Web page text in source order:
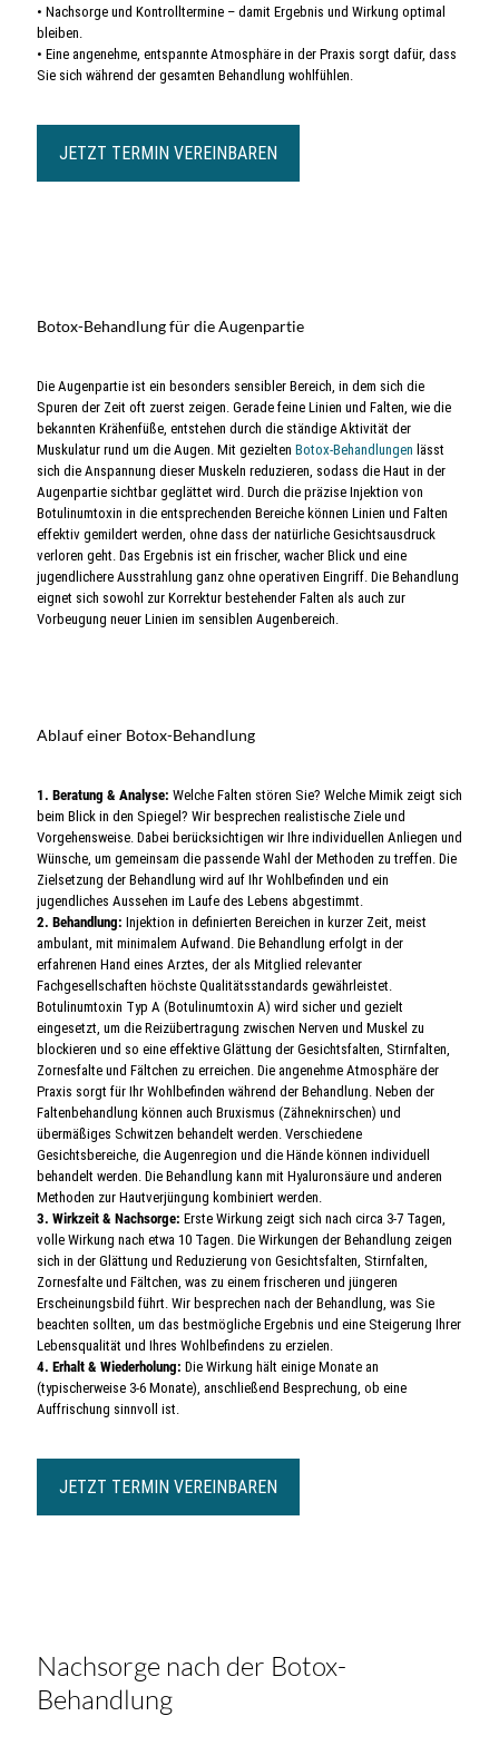
• Nachsorge und Kontrolltermine – damit Ergebnis und Wirkung optimal
bleiben.
• Eine angenehme, entspannte Atmosphäre in der Praxis sorgt dafür, dass
Sie sich während der gesamten Behandlung wohlfühlen.
JETZT TERMIN VEREINBAREN
Botox-Behandlung für die Augenpartie
Die Augenpartie ist ein besonders sensibler Bereich, in dem sich die
Spuren der Zeit oft zuerst zeigen. Gerade feine Linien und Falten, wie die
bekannten Krähenfüße, entstehen durch die ständige Aktivität der
Muskulatur rund um die Augen. Mit gezielten Botox-Behandlungen lässt
sich die Anspannung dieser Muskeln reduzieren, sodass die Haut in der
Augenpartie sichtbar geglättet wird. Durch die präzise Injektion von
Botulinumtoxin in die entsprechenden Bereiche können Linien und Falten
effektiv gemildert werden, ohne dass der natürliche Gesichtsausdruck
verloren geht. Das Ergebnis ist ein frischer, wacher Blick und eine
jugendlichere Ausstrahlung ganz ohne operativen Eingriff. Die Behandlung
eignet sich sowohl zur Korrektur bestehender Falten als auch zur
Vorbeugung neuer Linien im sensiblen Augenbereich.
Ablauf einer Botox-Behandlung
1. Beratung & Analyse: Welche Falten stören Sie? Welche Mimik zeigt sich
beim Blick in den Spiegel? Wir besprechen realistische Ziele und
Vorgehensweise. Dabei berücksichtigen wir Ihre individuellen Anliegen und
Wünsche, um gemeinsam die passende Wahl der Methoden zu treffen. Die
Zielsetzung der Behandlung wird auf Ihr Wohlbefinden und ein
jugendliches Aussehen im Laufe des Lebens abgestimmt.
2. Behandlung: Injektion in definierten Bereichen in kurzer Zeit, meist
ambulant, mit minimalem Aufwand. Die Behandlung erfolgt in der
erfahrenen Hand eines Arztes, der als Mitglied relevanter
Fachgesellschaften höchste Qualitätsstandards gewährleistet.
Botulinumtoxin Typ A (Botulinumtoxin A) wird sicher und gezielt
eingesetzt, um die Reizübertragung zwischen Nerven und Muskel zu
blockieren und so eine effektive Glättung der Gesichtsfalten, Stirnfalten,
Zornesfalte und Fältchen zu erreichen. Die angenehme Atmosphäre der
Praxis sorgt für Ihr Wohlbefinden während der Behandlung. Neben der
Faltenbehandlung können auch Bruxismus (Zähneknirschen) und
übermäßiges Schwitzen behandelt werden. Verschiedene
Gesichtsbereiche, die Augenregion und die Hände können individuell
behandelt werden. Die Behandlung kann mit Hyaluronsäure und anderen
Methoden zur Hautverjüngung kombiniert werden.
3. Wirkzeit & Nachsorge: Erste Wirkung zeigt sich nach circa 3-7 Tagen,
volle Wirkung nach etwa 10 Tagen. Die Wirkungen der Behandlung zeigen
sich in der Glättung und Reduzierung von Gesichtsfalten, Stirnfalten,
Zornesfalte und Fältchen, was zu einem frischeren und jüngeren
Erscheinungsbild führt. Wir besprechen nach der Behandlung, was Sie
beachten sollten, um das bestmögliche Ergebnis und eine Steigerung Ihrer
Lebensqualität und Ihres Wohlbefindens zu erzielen.
4. Erhalt & Wiederholung: Die Wirkung hält einige Monate an
(typischerweise 3-6 Monate), anschließend Besprechung, ob eine
Auffrischung sinnvoll ist.
JETZT TERMIN VEREINBAREN
Nachsorge nach der Botox-
Behandlung